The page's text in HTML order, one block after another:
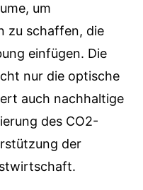
um
zu schaffen, die
einfügen. Die
nur die optische
auch nachhaltige
des CO2-
der